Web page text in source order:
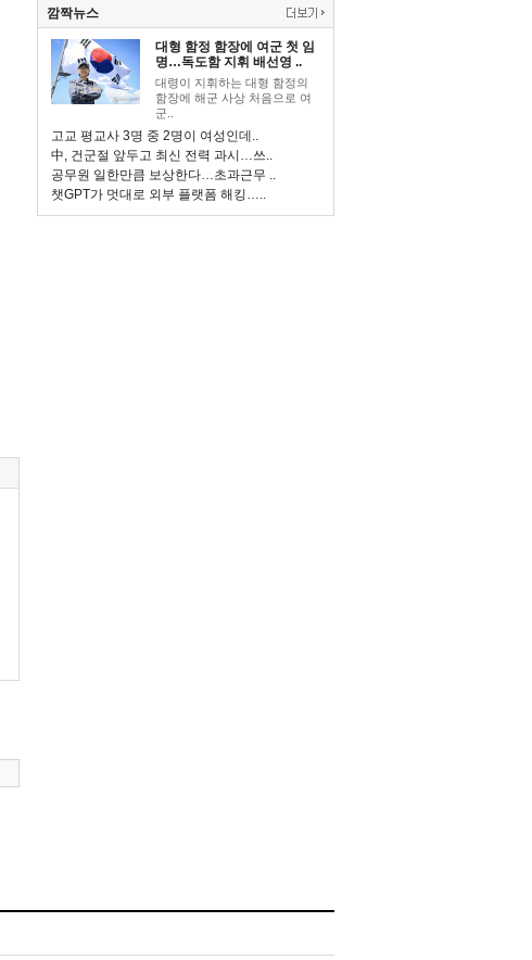
깜짝뉴스
대형 함정 함장에 여군 첫 임
명…독도함 지휘 배선영 ..
대령이 지휘하는 대형 함정의
함장에 해군 사상 처음으로 여
군..
고교 평교사 3명 중 2명이 여성인데..
中, 건군절 앞두고 최신 전력 과시…쓰..
공무원 일한만큼 보상한다…초과근무 ..
챗GPT가 멋대로 외부 플랫폼 해킹…..